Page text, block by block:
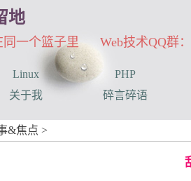
地
同一个篮子里 Web技术QQ群：
Linux
PHP
关于我 碎言碎语
&焦点 >